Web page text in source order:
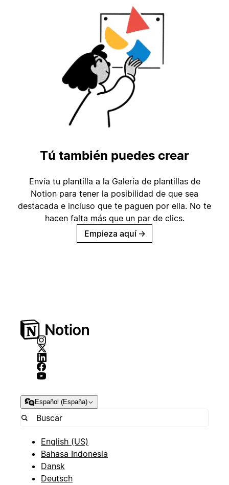
Tú también puedes crear
Envía tu plantilla a la Galería de plantillas de
Notion para tener la posibilidad de que sea
destacada e incluso que te paguen por ella. No te
hacen falta más que un par de clics.
Empieza aquí →
Español (España)
English (US)
Bahasa Indonesia
Dansk
Deutsch